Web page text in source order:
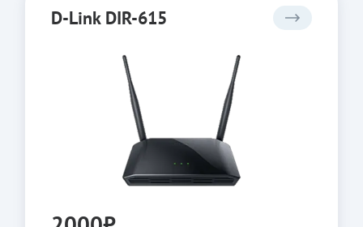
D-Link DIR-615